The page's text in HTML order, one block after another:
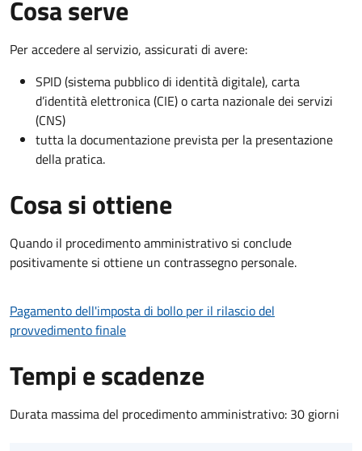
Cosa serve
Per accedere al servizio, assicurati di avere:
SPID (sistema pubblico di identità digitale), carta
d’identità elettronica (CIE) o carta nazionale dei servizi
(CNS)
tutta la documentazione prevista per la presentazione
della pratica.
Cosa si ottiene
Quando il procedimento amministrativo si conclude
positivamente si ottiene un contrassegno personale.
Pagamento dell'imposta di bollo per il rilascio del
provvedimento finale
Tempi e scadenze
Durata massima del procedimento amministrativo: 30 giorni